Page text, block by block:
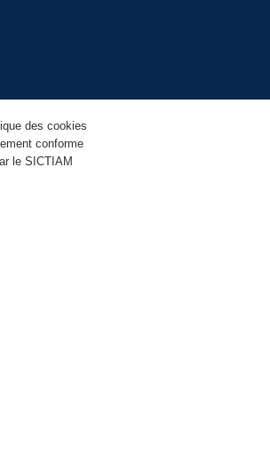
des cookies
conforme
le SICTIAM